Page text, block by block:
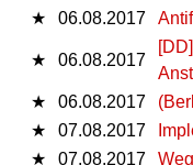
★
06.08.2017
★ 06.08.2017
★
06.08.2017
★
07.08.2017
★
07.08.2017